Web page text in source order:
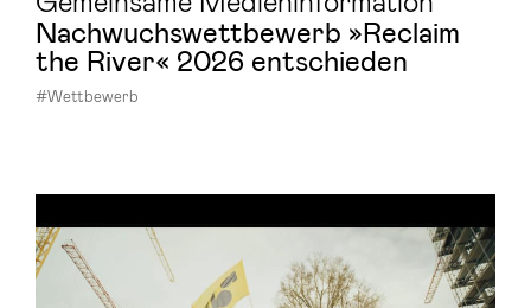
Nach­wuchs­wett­be­werb »Re­claim
the River« 2026 ent­schie­den
#Wettbewerb